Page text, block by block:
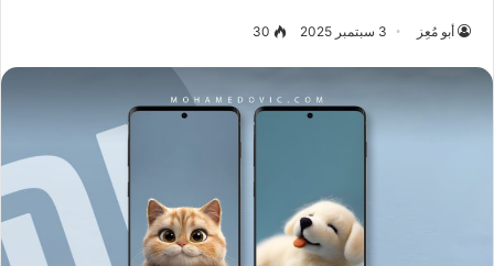
أبو مُعِز 3 سبتمبر 2025 30